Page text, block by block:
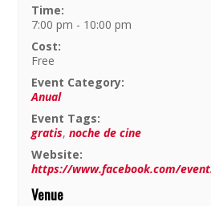
Time:
7:00 pm - 10:00 pm
Cost:
Free
Event Category:
Anual
Event Tags:
gratis,noche de cine
Website:
https://www.facebook.com/
Venue